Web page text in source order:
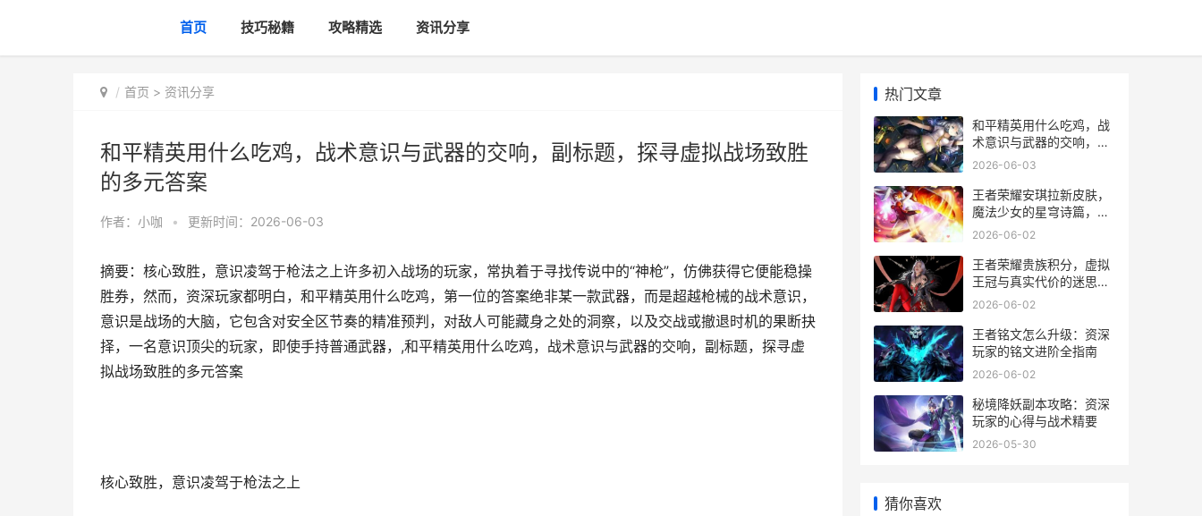
首页 技巧秘籍 攻略精选 资讯分享
首页 > 资讯分享
和平精英用什么吃鸡，战术意识与武器的交响，副标题，探寻虚拟战场致胜
的多元答案
作者： 小咖 • 更新时间：2026-06-03
摘要：核心致胜，意识凌驾于枪法之上许多初入战场的玩家，常执着于寻找传说中的“神枪”，仿佛获得它便能稳操
胜券，然而，资深玩家都明白，和平精英用什么吃鸡，第一位的答案绝非某一款武器，而是超越枪械的战术意识，
意识是战场的大脑，它包含对安全区节奏的精准预判，对敌人可能藏身之处的洞察，以及交战或撤退时机的果断抉
择，一名意识顶尖的玩家，即使手持普通武器，,和平精英用什么吃鸡，战术意识与武器的交响，副标题，探寻虚
拟战场致胜的多元答案
核心致胜，意识凌驾于枪法之上
热门文章
和平精英用什么吃鸡，战
术意识与武器的交响，副
标题，探寻虚拟战场致胜
2026-06-03
王者荣耀安琪拉新皮肤，
魔法少女的星穹诗篇，一
场视觉与策略的双重盛宴
2026-06-02
王者荣耀贵族积分，虚拟
王冠与真实代价的迷思，
副标题，荣耀与欲望交织
2026-06-02
王者铭文怎么升级：资深
玩家的铭文进阶全指南
2026-06-02
秘境降妖副本攻略：资深
玩家的心得与战术精要
2026-05-30
猜你喜欢